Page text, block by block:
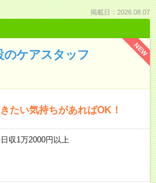
掲載日：2026.08.07
NEW
のケアスタッフ
たい気持ちがあればOK！
収1万2000円以上